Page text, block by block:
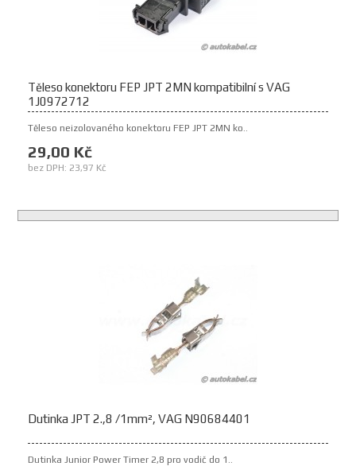
Těleso konektoru FEP JPT 2MN kompatibilní s VAG
1J0972712
Těleso neizolovaného konektoru FEP JPT 2MN ko..
29,00 Kč
bez DPH: 23,97 Kč
Dutinka JPT 2.,8 /1mm², VAG N90684401
Dutinka Junior Power Timer 2,8 pro vodič do 1..